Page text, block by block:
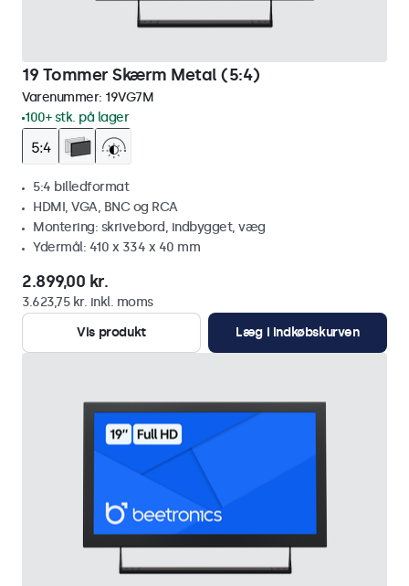
19 Tommer Skærm Metal (5:4)
Varenummer: 19VG7M
100+ stk. på lager
5:4 billedformat
HDMI, VGA, BNC og RCA
Montering: skrivebord, indbygget, væg
Ydermål: 410 x 334 x 40 mm
2.899,00 kr.
3.623,75 kr. inkl. moms
Vis produkt
Læg i indkøbskurven